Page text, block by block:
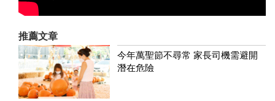
推薦文章
今年萬聖節不尋常 家長司機需避開
潛在危險